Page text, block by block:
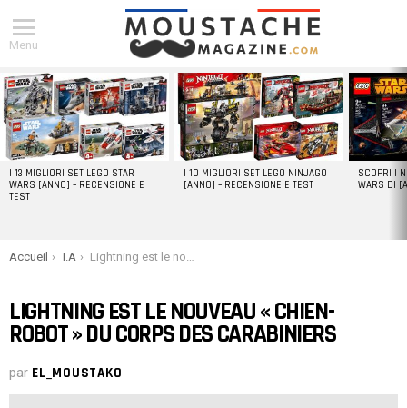
Menu
DERNIERS
ARTICLES
I 13 MIGLIORI SET LEGO STAR
WARS [ANNO] – RECENSIONE E
TEST
I 10 MIGLIORI SET LEGO NINJAGO
[ANNO] – RECENSIONE E TEST
SCOPRI I
WARS DI
You are here:
Accueil I.A Lightning est le nouveau « chien-robot » du corps des carabiniers
LIGHTNING EST LE NOUVEAU « CHIEN-
ROBOT » DU CORPS DES CARABINIERS
par EL_MOUSTAKO